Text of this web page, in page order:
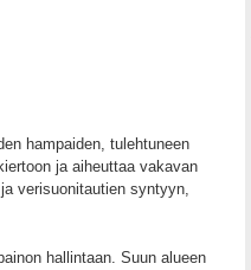
hampaiden, tulehtuneen
ja aiheuttaa vakavan
verisuonitautien syntyyn,
hallintaan. Suun alueen